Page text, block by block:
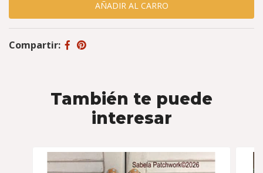
Compartir:
También te puede
interesar